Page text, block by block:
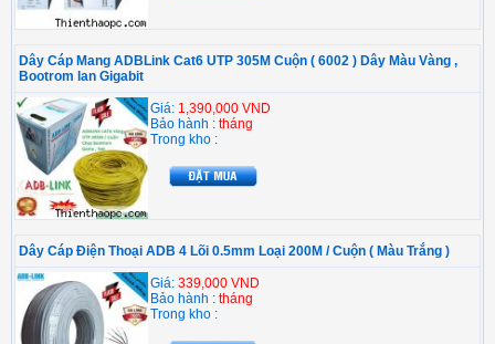
Dây Cáp Mang ADBLink Cat6 UTP 305M Cuộn ( 6002 ) Dây Màu Vàng ,
Bootrom lan Gigabit
Giá: 1,390,000 VND
Bảo hành : tháng
Trong kho :
Dây Cáp Điện Thoại ADB 4 Lõi 0.5mm Loại 200M / Cuộn ( Màu Trắng )
Giá: 339,000 VND
Bảo hành : tháng
Trong kho :